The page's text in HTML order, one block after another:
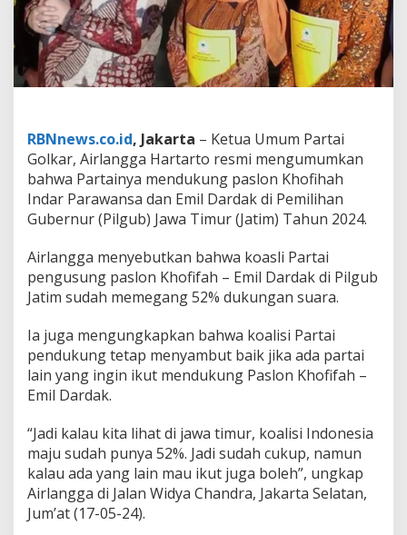
r
D
u
k
u
n
h
o
f
i
f
a
E
m
i
D
r
d
P
i
l
g
u
RBNnews.co.id, Jakarta – Ketua Umum Partai
Golkar, Airlangga Hartarto resmi mengumumkan
bahwa Partainya mendukung paslon Khofihah
Indar Parawansa dan Emil Dardak di Pemilihan
Gubernur (Pilgub) Jawa Timur (Jatim) Tahun 2024.
Airlangga menyebutkan bahwa koasli Partai
pengusung paslon Khofifah – Emil Dardak di Pilgub
Jatim sudah memegang 52% dukungan suara.
Ia juga mengungkapkan bahwa koalisi Partai
pendukung tetap menyambut baik jika ada partai
lain yang ingin ikut mendukung Paslon Khofifah –
Emil Dardak.
“Jadi kalau kita lihat di jawa timur, koalisi Indonesia
maju sudah punya 52%. Jadi sudah cukup, namun
kalau ada yang lain mau ikut juga boleh”, ungkap
Airlangga di Jalan Widya Chandra, Jakarta Selatan,
Jum’at (17-05-24).